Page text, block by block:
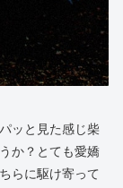
ッと見た感じ柴
か？とても愛嬌
らに駆け寄って